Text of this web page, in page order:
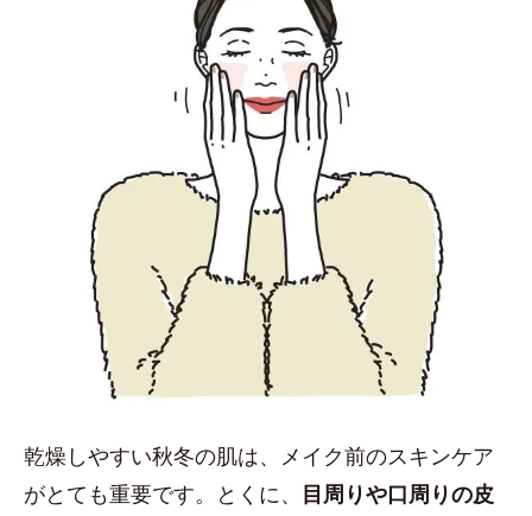
乾燥しやすい秋冬の肌は、メイク前のスキンケア
がとても重要です。とくに、 目周りや口周りの皮